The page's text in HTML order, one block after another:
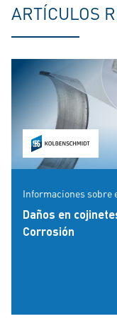
ARTÍCULOS
Informaciones sobre
Daños en
Corrosión